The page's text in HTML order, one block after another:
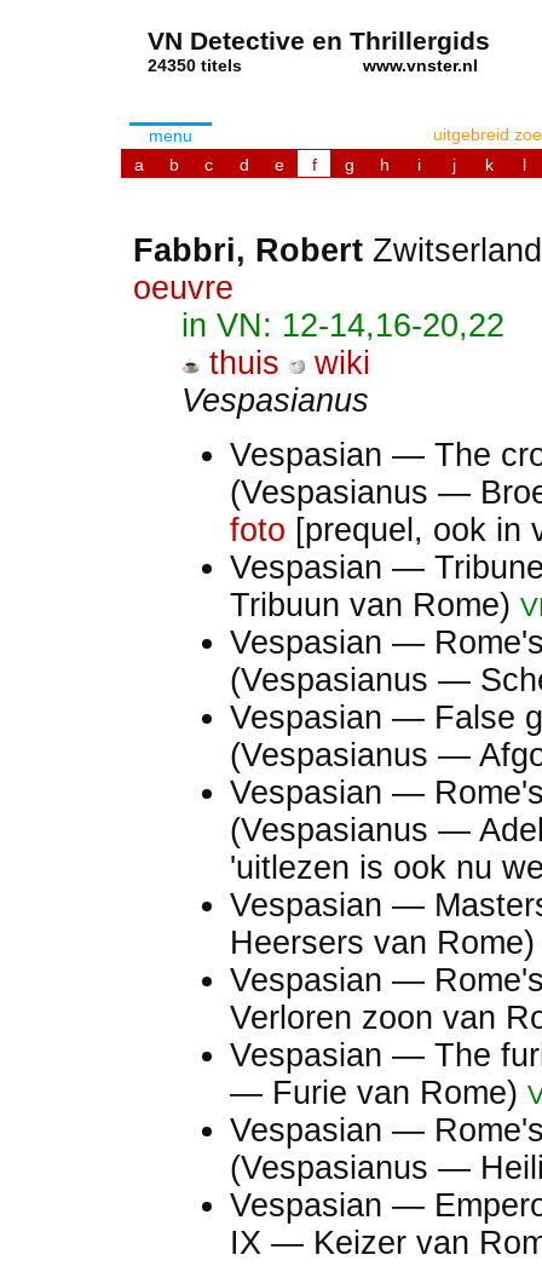
VN Detective en Thrillergids
24350 titels www.vnster.nl
menu
uitgebreid
a
b c d e f g h i j k l
Fabbri, Robert
oeuvre
in VN: 12-14,16-20,22
thuis
wiki
Vespasianus
Vespasian — The
(Vespasianus —
foto [prequel, ook in
Vespasian —
Tribuun van Rome)
Vespasian —
(Vespasianus —
Vespasian — False
(Vespasianus —
Vespasian —
(Vespasianus —
'uitlezen is ook nu
Vespasian —
Heersers van
Vespasian —
Verloren zoon van
Vespasian — The
— Furie van Rome)
Vespasian —
(Vespasianus —
Vespasian —
IX — Keizer van